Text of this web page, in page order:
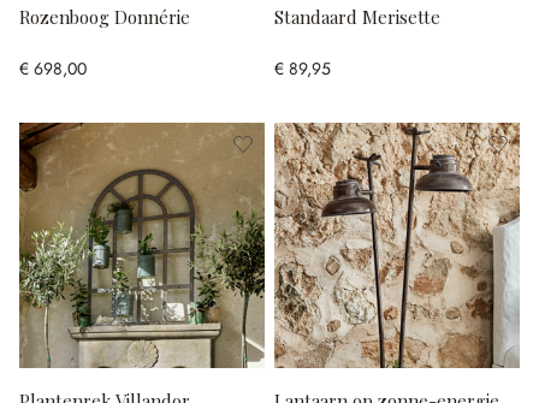
Rozenboog Donnérie
€ 698,00
Standaard Merisette
€ 89,95